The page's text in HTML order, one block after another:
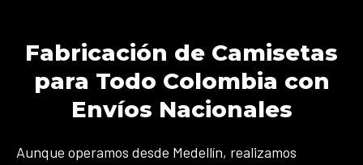
Fabricación de Camisetas
para Todo Colombia con
Envíos Nacionales
Aunque operamos desde Medellín, realizamos